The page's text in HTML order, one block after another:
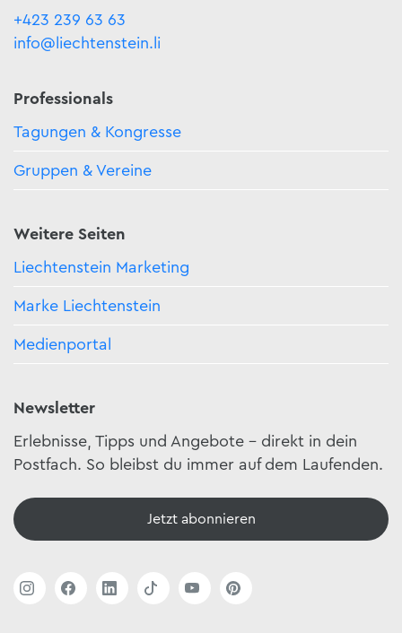
+423 239 63 63
info@liechtenstein.li
Professionals
Tagungen & Kongresse
Gruppen & Vereine
Weitere Seiten
Liechtenstein Marketing
Marke Liechtenstein
Medienportal
Newsletter
Erlebnisse, Tipps und Angebote – direkt in dein
Postfach. So bleibst du immer auf dem Laufenden.
Jetzt abonnieren